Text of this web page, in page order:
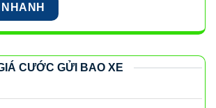
CƯỚC GỬI BAO XE